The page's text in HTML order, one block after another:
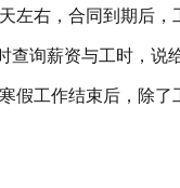
左右，合同到期后，
询薪资与工时，说
假工作结束后，除了